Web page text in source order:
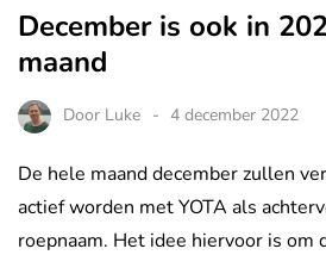
December is ook in
maand
Door Luke 4 december 2022
De hele maand december zullen
actief worden met YOTA als
roepnaam. Het idee hiervoor is om